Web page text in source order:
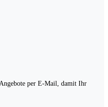
per E-Mail, damit Ihr